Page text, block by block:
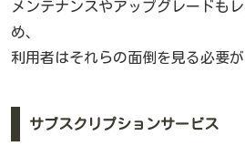
メンテナンスやアップグレードも
め、
利用者はそれらの面倒を見る必要が
サブスクリプションサービス